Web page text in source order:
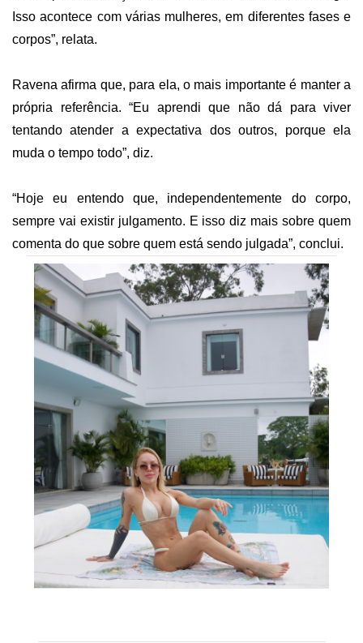
Isso acontece com várias mulheres, em diferentes fases e
corpos”, relata.
Ravena afirma que, para ela, o mais importante é manter a
própria referência. “Eu aprendi que não dá para viver
tentando atender a expectativa dos outros, porque ela
muda o tempo todo”, diz.
“Hoje eu entendo que, independentemente do corpo,
sempre vai existir julgamento. E isso diz mais sobre quem
comenta do que sobre quem está sendo julgada”, conclui.